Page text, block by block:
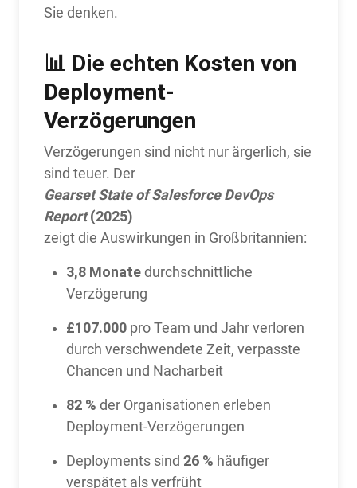
Sie denken.
📊 Die echten Kosten von
Deployment-
Verzögerungen
Verzögerungen sind nicht nur ärgerlich, sie
sind teuer. Der
Gearset State of Salesforce DevOps
Report(2025)
zeigt die Auswirkungen in Großbritannien:
3,8 Monatedurchschnittliche
Verzögerung
£107.000pro Team und Jahr verloren
durch verschwendete Zeit, verpasste
Chancen und Nacharbeit
82 % der Organisationen erleben
Deployment-Verzögerungen
Deployments sind 26 % häufiger
verspätet als verfrüht